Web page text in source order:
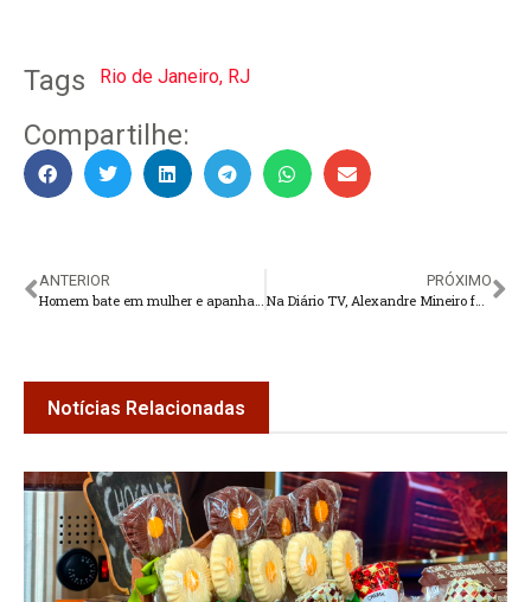
Tags Rio de Janeiro, RJ
Compartilhe:
ANTERIOR
PRÓXIMO
Notícias Relacionadas